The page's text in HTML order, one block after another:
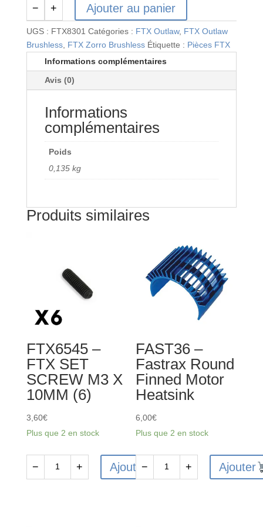
quantité
de
FTX
OUTLAW/ZORRO
ROLL
(2PC)
− + Ajouter au panier
UGS : FTX8301 Catégories : FTX Outlaw, FTX Outlaw
Brushless, FTX Zorro Brushless Étiquette : Pièces FTX
Informations complémentaires
Avis (0)
Informations
complémentaires
Poids
0,135 kg
Produits similaires
FTX6545 –
FTX SET
SCREW M3 X
10MM (6)
3,60€
Plus que 2 en stock
− + Ajouter
FAST36 –
Fastrax Round
Finned Motor
Heatsink
6,00€
Plus que 2 en stock
− + Ajouter